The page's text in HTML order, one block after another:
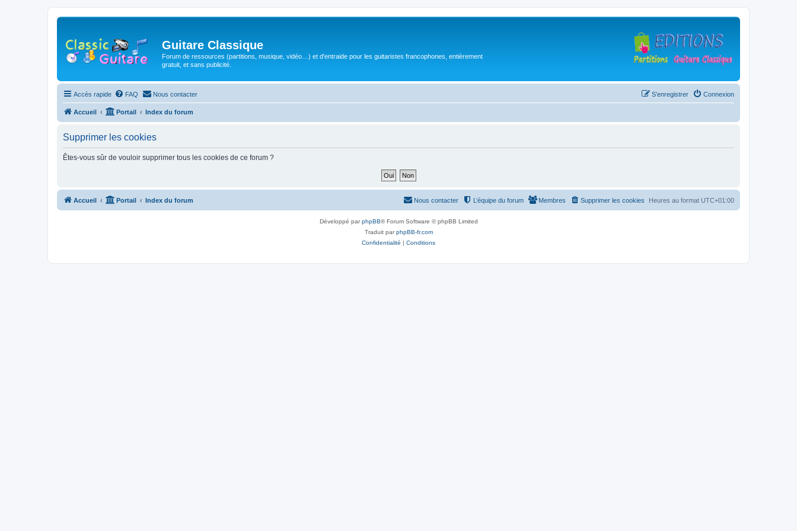
Guitare Classique
Forum de ressources (partitions, musique, vidéo…) et d'entraide pour les guitaristes francophones, entièrement
gratuit, et sans publicité.
Accès rapide FAQ Nous contacter Connexion
S’enregistrer
Accueil Portail Index du forum
Supprimer les cookies
Êtes-vous sûr de vouloir supprimer tous les cookies de ce forum ?
Accueil Portail Index du forum Heures au format UTC+01:00
Supprimer les cookies
Membres
L’équipe du forum
Nous contacter
Développé parphpBB® Forum Software © phpBB Limited
Traduit parphpBB-fr.com
Confidentialité | Conditions